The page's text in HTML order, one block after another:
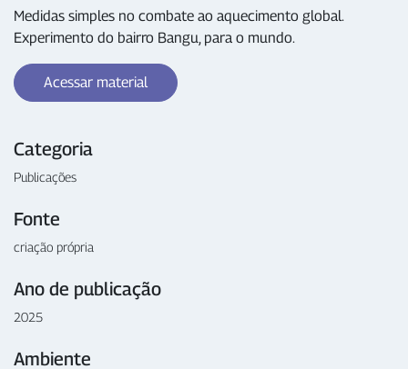
Categoria
Publicações
Fonte
criação própria
Ano de publicação
2025
Ambiente
Medidas simples no combate ao aquecimento global.
Experimento do bairro Bangu, para o mundo.
Acessar material